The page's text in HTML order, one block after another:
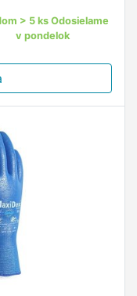
> 5 ks Odosielame
v pondelok